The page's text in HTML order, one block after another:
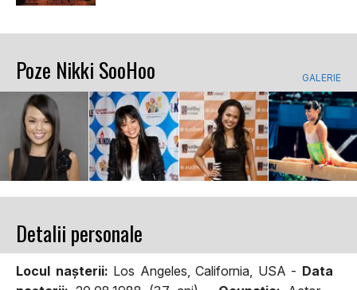
Poze Nikki SooHoo GALERIE
Detalii personale
Locul naşterii: Los Angeles, California, USA - Data